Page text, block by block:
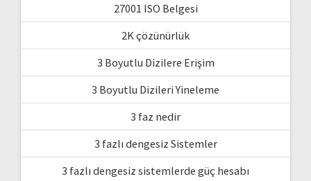
27001 ISO Belgesi
2K çözünürlük
3 Boyutlu Dizilere Erişim
3 Boyutlu Dizileri Yineleme
3 faz nedir
3 fazlı dengesiz Sistemler
3 fazlı dengesiz sistemlerde güç hesabı